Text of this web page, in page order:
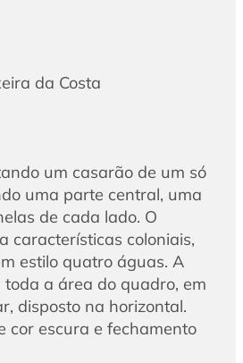
da Costa
um casarão de um só
uma parte central, uma
de cada lado. O
características coloniais,
estilo quatro águas. A
a área do quadro, em
disposto na horizontal.
cor escura e fechamento